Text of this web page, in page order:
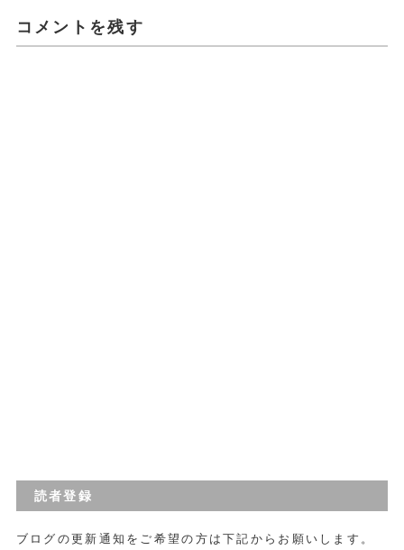
コメントを残す
読者登録
ブログの更新通知をご希望の方は下記からお願いします。